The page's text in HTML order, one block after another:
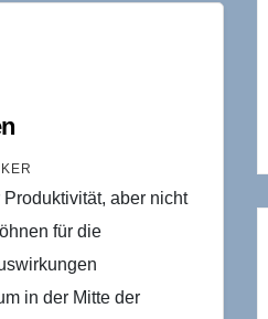
aber nicht
für die
in der Mitte der